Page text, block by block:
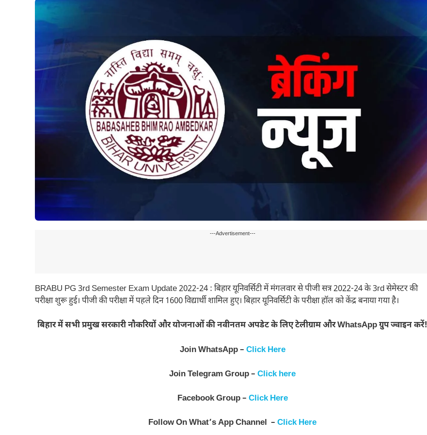
---Advertisement---
BRABU PG 3rd Semester Exam Update 2022-24 : बिहार यूनिवर्सिटी में मंगलवार से पीजी सत्र 2022-24 के 3rd सेमेस्टर की
परीक्षा शुरू हुई। पीजी की परीक्षा में पहले दिन 1600 विद्यार्थी शामिल हुए। बिहार यूनिवर्सिटी के परीक्षा हॉल को केंद्र बनाया गया है।
बिहार में सभी प्रमुख सरकारी नौकरियों और योजनाओं की नवीनतम अपडेट के लिए टेलीग्राम और WhatsApp ग्रुप ज्वाइन करें!
Join WhatsApp – Click Here
Join Telegram Group – Click here
Facebook Group – Click Here
Follow On What’s App Channel – Click Here